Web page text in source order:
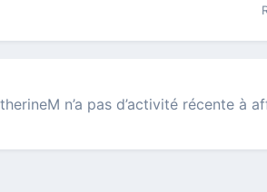
n’a pas d’activité récente à